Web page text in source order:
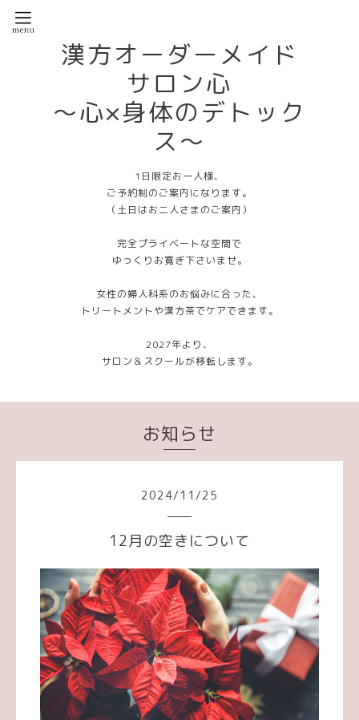
漢方オーダーメイド
サロン心
〜心×身体のデトック
ス〜
1日限定お一人様、
ご予約制のご案内になります。
（土日はお二人さまのご案内）
完全プライベートな空間で
ゆっくりお寛ぎ下さいませ。
女性の婦人科系のお悩みに合った、
トリートメントや漢方茶でケアできます。
2027年より、
サロン＆スクールが移転します。
お知らせ
2024/ 11 /25
12月の空きについて